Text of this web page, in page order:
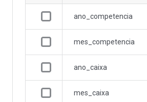
ano_competencia
mes_competencia
ano_caixa
mes_caixa